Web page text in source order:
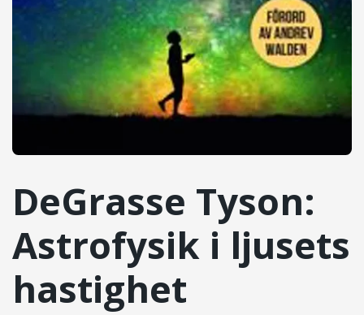
DeGrasse Tyson:
Astrofysik i ljusets
hastighet